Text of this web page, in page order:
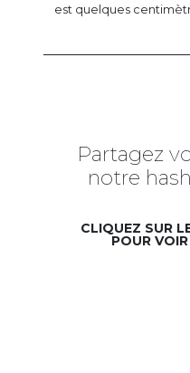
est quelques
Partagez
notre
CLIQUEZ SUR
POUR